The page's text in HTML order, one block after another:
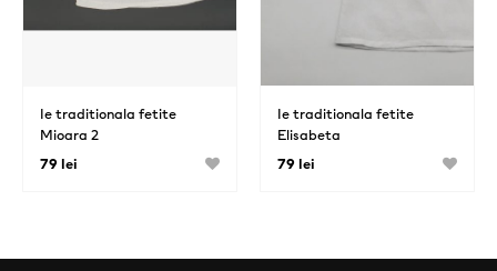
Ie traditionala fetite
Mioara 2
79 lei
Ie traditionala fetite
Elisabeta
79 lei